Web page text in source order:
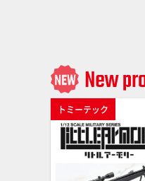
トミーテック